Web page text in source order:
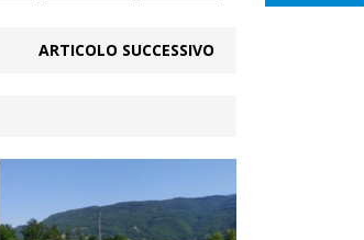
ARTICOLO SUCCESSIVO